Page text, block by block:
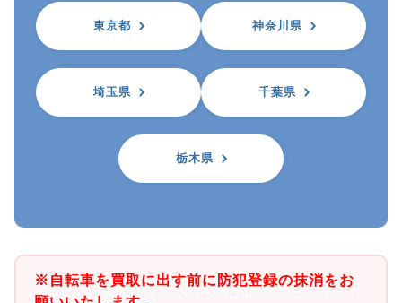
東京都 神奈川県
埼玉県 千葉県
栃木県
※自転車を買取に出す前に防犯登録の抹消をお